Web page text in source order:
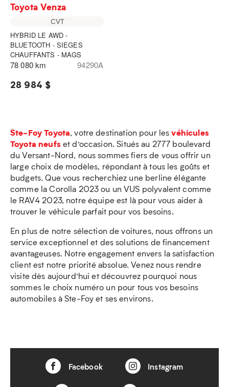
Toyota Venza
CVT
HYBRID LE AWD -
BLUETOOTH - SIEGES
CHAUFFANTS - MAGS
78 080 km 94290A
28 984 $
Ste-Foy Toyota, votre destination pour lesvéhicules
Toyota neufset d’occasion. Situés au 2777 boulevard
du Versant-Nord, nous sommes fiers de vous offrir un
large choix de modèles, répondant à tous les goûts et
budgets. Que vous recherchiez une berline élégante
comme la Corolla 2023 ou un VUS polyvalent comme
le RAV4 2023, notre équipe est là pour vous aider à
trouver le véhicule parfait pour vos besoins.
En plus de notre sélection de voitures, nous offrons un
service exceptionnel et des solutions de financement
avantageuses. Notre engagement envers la satisfaction
client est notre priorité absolue. Venez nous rendre
visite dès aujourd’hui et découvrez pourquoi nous
sommes le choix numéro un pour tous vos besoins
automobiles à Ste-Foy et ses environs.
Facebook Instagram